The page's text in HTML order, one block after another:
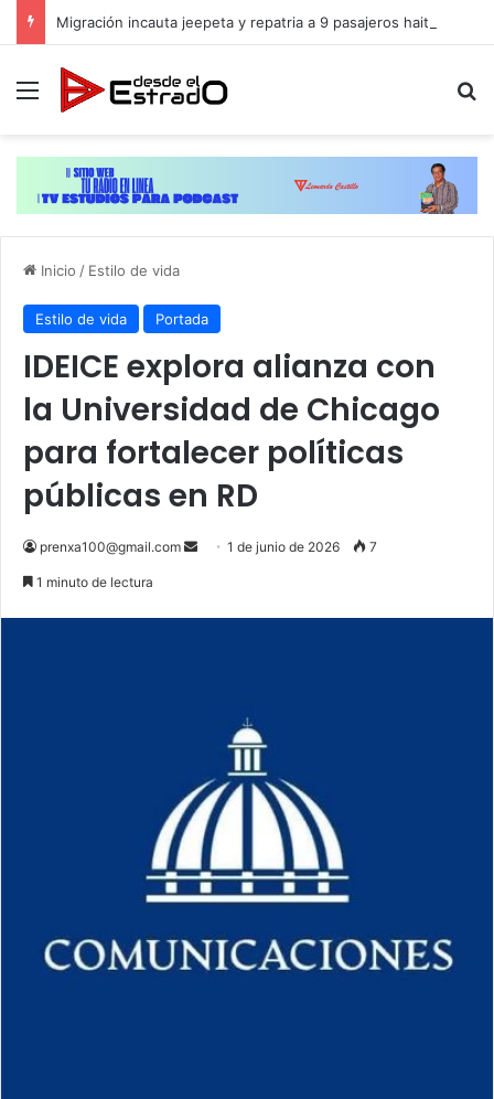
Menú
Inicio / Estilo de vida
Estilo de vida Portada
IDEICE explora alianza con
la Universidad de Chicago
para fortalecer políticas
públicas en RD
prenxa100@gmail.com
Send1 de junio de 2026 7
1 minuto de lectura